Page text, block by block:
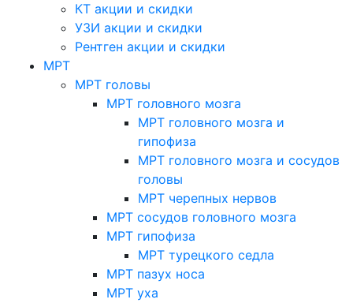
КТ акции и скидки
УЗИ акции и скидки
Рентген акции и скидки
МРТ
МРТ головы
МРТ головного мозга
МРТ головного мозга и
гипофиза
МРТ головного мозга и сосудов
головы
МРТ черепных нервов
МРТ сосудов головного мозга
МРТ гипофиза
МРТ турецкого седла
МРТ пазух носа
МРТ уха